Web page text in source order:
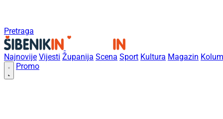
Pretraga
Najnovije Vijesti Županija Scena Sport Kultura Magazin
Promo